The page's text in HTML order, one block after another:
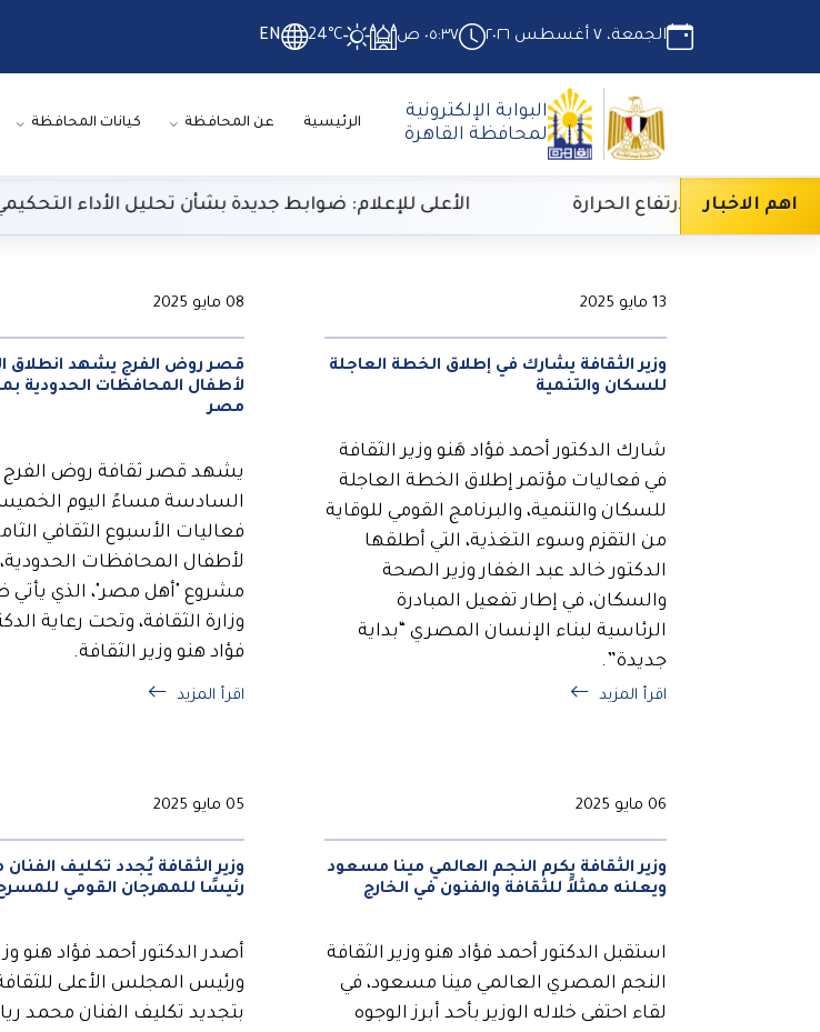
الجمعة، ٧ أغسطس ٢٠٢٦ ٠٥:٣٧ ص 24°C
EN
البوابة الإلكترونية
لمحافظة القاهرة
الرئيسية عن المحافظة كيانات المحافظة
اهم الاخبارلارتفاع الحرارة الأعلى للإعلام: ضوابط جديدة بشأن تحليل الأداء التحكيمي
13 مايو 2025
وزير الثقافة يشارك في إطلاق الخطة العاجلة
للسكان والتنمية
شارك الدكتور أحمد فؤاد هَنو وزير الثقافة
في فعاليات مؤتمر إطلاق الخطة العاجلة
للسكان والتنمية، والبرنامج القومي للوقاية
من التقزم وسوء التغذية، التي أطلقها
الدكتور خالد عبد الغفار وزير الصحة
والسكان، في إطار تفعيل المبادرة
الرئاسية لبناء الإنسان المصري “بداية
جديدة”.
اقرأ المزيد
08 مايو 2025
لأطفال المحافظات الحدودية
مصر
يشهد قصر ثقافة روض الفرج
السادسة مساءً اليوم
فعاليات الأسبوع الثقافي
لأطفال المحافظات
مشروع "أهل مصر"، الذي يأتي
وزارة الثقافة، وتحت رعاية
فؤاد هنو وزير الثقافة.
اقرأ المزيد
06 مايو 2025
وزير الثقافة يكرم النجم العالمي مينا مسعود
ويعلنه ممثلاً للثقافة والفنون في الخارج
استقبل الدكتور أحمد فؤاد هنو وزير الثقافة
النجم المصري العالمي مينا مسعود، في
لقاء احتفى خلاله الوزير بأحد أبرز الوجوه
05 مايو 2025
وزير الثقافة يُجدد تكليف
رئيسًا للمهرجان القومي
أصدر الدكتور أحمد فؤاد هنو
ورئيس المجلس الأعلى
بتجديد تكليف الفنان محمد